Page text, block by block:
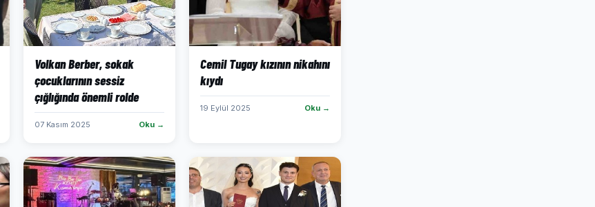
Volkan Berber, sokak
çocuklarının sessiz
çığlığında önemli rolde
07 Kasım 2025 Oku →
Cemil Tugay kızının nikahını
kıydı
19 Eylül 2025 Oku →